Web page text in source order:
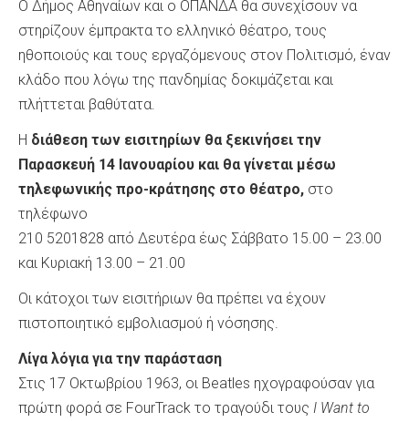
Ο Δήμος Αθηναίων και ο ΟΠΑΝΔΑ θα συνεχίσουν να
στηρίζουν έμπρακτα το ελληνικό θέατρο, τους
ηθοποιούς και τους εργαζόμενους στον Πολιτισμό, έναν
κλάδο που λόγω της πανδημίας δοκιμάζεται και
πλήττεται βαθύτατα.
Η διάθεση των εισιτηρίων θα ξεκινήσει την
Παρασκευή 14 Ιανουαρίου και θα γίνεται μέσω
τηλεφωνικής προ-κράτησης στο θέατρο, στο
τηλέφωνο
210 5201828 από Δευτέρα έως Σάββατο 15.00 – 23.00
και Κυριακή 13.00 – 21.00
Οι κάτοχοι των εισιτήριων θα πρέπει να έχουν
πιστοποιητικό εμβολιασμού ή νόσησης.
Λίγα λόγια για την παράσταση
Στις 17 Οκτωβρίου 1963, οι Beatles ηχογραφούσαν για
πρώτη φορά σε FourTrack το τραγούδι τους I Want to